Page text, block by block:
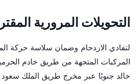
التحويلات المرورية
لتفادي الازدحام وضمان سلاسة حركة
المركبات المتجهة من طريق خادم
خالد جنوبًا عبر مخرج طريق الملك سعود